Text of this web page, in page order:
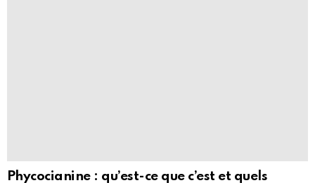
Phycocianine : qu’est-ce que c’est et quels